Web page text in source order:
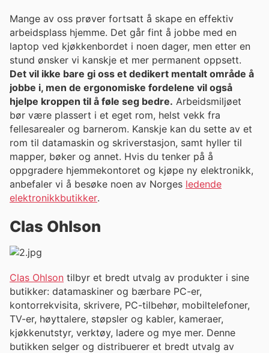
Mange av oss prøver fortsatt å skape en effektiv
arbeidsplass hjemme. Det går fint å jobbe med en
laptop ved kjøkkenbordet i noen dager, men etter en
stund ønsker vi kanskje et mer permanent oppsett.
Det vil ikke bare gi oss et dedikert mentalt område å
jobbe i, men de ergonomiske fordelene vil også
hjelpe kroppen til å føle seg bedre. Arbeidsmiljøet
bør være plassert i et eget rom, helst vekk fra
fellesarealer og barnerom. Kanskje kan du sette av et
rom til datamaskin og skriverstasjon, samt hyller til
mapper, bøker og annet. Hvis du tenker på å
oppgradere hjemmekontoret og kjøpe ny elektronikk,
anbefaler vi å besøke noen av Norges ledende
elektronikkbutikker.
Clas Ohlson
Clas Ohlson tilbyr et bredt utvalg av produkter i sine
butikker: datamaskiner og bærbare PC-er,
kontorrekvisita, skrivere, PC-tilbehør, mobiltelefoner,
TV-er, høyttalere, støpsler og kabler, kameraer,
kjøkkenutstyr, verktøy, ladere og mye mer. Denne
butikken selger og distribuerer et bredt utvalg av